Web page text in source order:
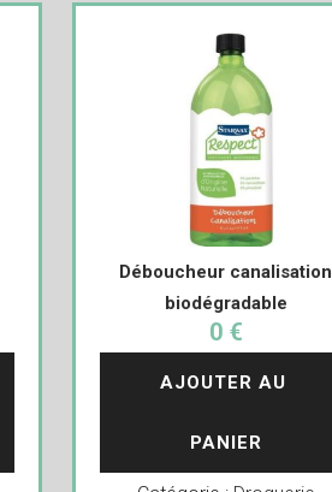
Déboucheur canalisation
biodégradable
0 €
AJOUTER AU
PANIER